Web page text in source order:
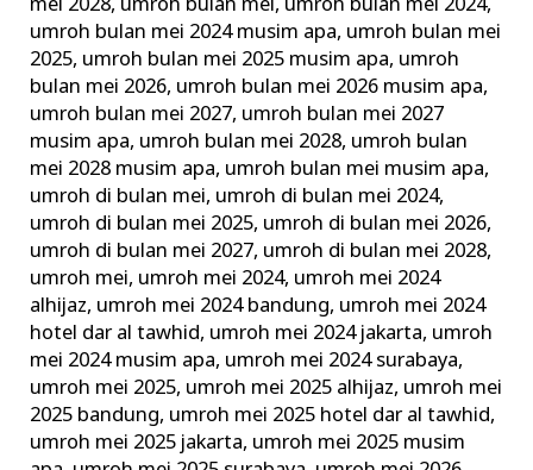
mei 2028, umroh bulan mei, umroh bulan mei 2024,
umroh bulan mei 2024 musim apa, umroh bulan mei
2025, umroh bulan mei 2025 musim apa, umroh
bulan mei 2026, umroh bulan mei 2026 musim apa,
umroh bulan mei 2027, umroh bulan mei 2027
musim apa, umroh bulan mei 2028, umroh bulan
mei 2028 musim apa, umroh bulan mei musim apa,
umroh di bulan mei, umroh di bulan mei 2024,
umroh di bulan mei 2025, umroh di bulan mei 2026,
umroh di bulan mei 2027, umroh di bulan mei 2028,
umroh mei, umroh mei 2024, umroh mei 2024
alhijaz, umroh mei 2024 bandung, umroh mei 2024
hotel dar al tawhid, umroh mei 2024 jakarta, umroh
mei 2024 musim apa, umroh mei 2024 surabaya,
umroh mei 2025, umroh mei 2025 alhijaz, umroh mei
2025 bandung, umroh mei 2025 hotel dar al tawhid,
umroh mei 2025 jakarta, umroh mei 2025 musim